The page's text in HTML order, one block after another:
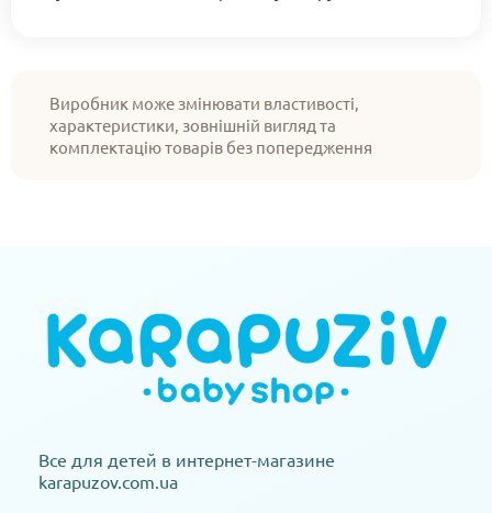
Виробник може змінювати властивості,
характеристики, зовнішній вигляд та
комплектацію товарів без попередження
Все для детей в интернет-магазине
karapuzov.com.ua